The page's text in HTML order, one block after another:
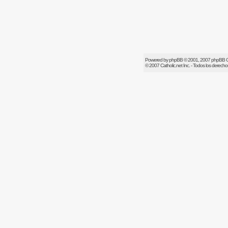
Powered byphpBB© 2001, 2007 phpBB
© 2007Catholic.netInc. - Todos los